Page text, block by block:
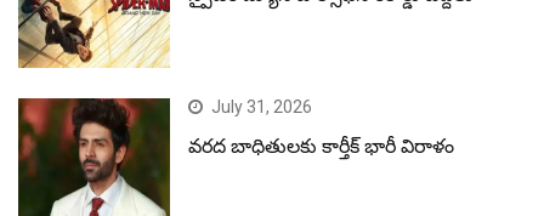
July 31, 2026
వరద బాధితులకు కార్తీక్ భారీ విరాళం